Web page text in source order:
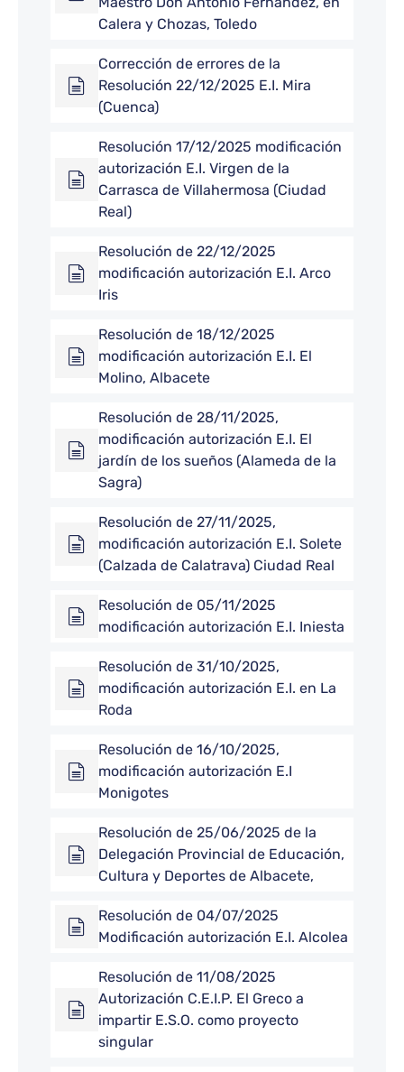
Calera y Chozas, Toledo
Corrección de errores de la
Resolución 22/12/2025 E.I. Mira
(Cuenca)
Resolución 17/12/2025 modificación
autorización E.I. Virgen de la
Carrasca de Villahermosa (Ciudad
Real)
Resolución de 22/12/2025
modificación autorización E.I. Arco
Iris
Resolución de 18/12/2025
modificación autorización E.I. El
Molino, Albacete
Resolución de 28/11/2025,
modificación autorización E.I. El
jardín de los sueños (Alameda de la
Sagra)
Resolución de 27/11/2025,
modificación autorización E.I. Solete
(Calzada de Calatrava) Ciudad Real
Resolución de 05/11/2025
modificación autorización E.I. Iniesta
Resolución de 31/10/2025,
modificación autorización E.I. en La
Roda
Resolución de 16/10/2025,
modificación autorización E.I
Monigotes
Resolución de 25/06/2025 de la
Delegación Provincial de Educación,
Cultura y Deportes de Albacete,
Resolución de 04/07/2025
Modificación autorización E.I. Alcolea
Resolución de 11/08/2025
Autorización C.E.I.P. El Greco a
impartir E.S.O. como proyecto
singular